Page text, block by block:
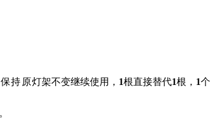
持原灯架不变继续使用， 1根直接替代1根， 1个